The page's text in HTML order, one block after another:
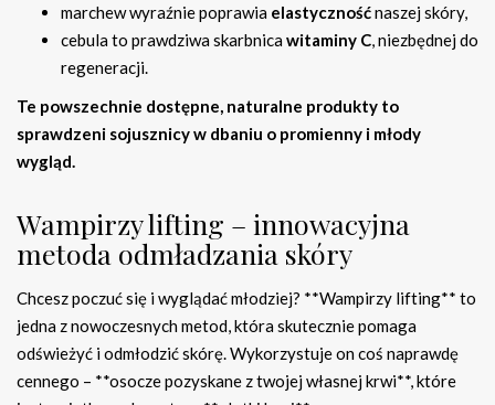
marchew wyraźnie poprawia elastycznośćnaszej skóry,
cebula to prawdziwa skarbnicawitaminy C, niezbędnej do
regeneracji.
Te powszechnie dostępne, naturalne produkty to
sprawdzeni sojusznicy w dbaniu o promienny i młody
wygląd.
Wampirzy lifting – innowacyjna
metoda odmładzania skóry
Chcesz poczuć się i wyglądać młodziej? **Wampirzy lifting** to
jedna z nowoczesnych metod, która skutecznie pomaga
odświeżyć i odmłodzić skórę. Wykorzystuje on coś naprawdę
cennego – **osocze pozyskane z twojej własnej krwi**, które